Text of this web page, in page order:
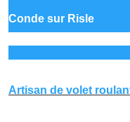
Conde sur Risle
Artisan de volet